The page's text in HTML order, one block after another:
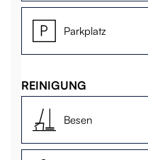
Parkplatz
REINIGUNG
Besen